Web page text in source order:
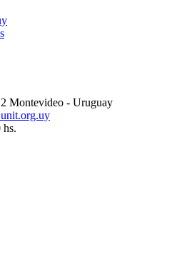
Montevideo - Uruguay
hs.